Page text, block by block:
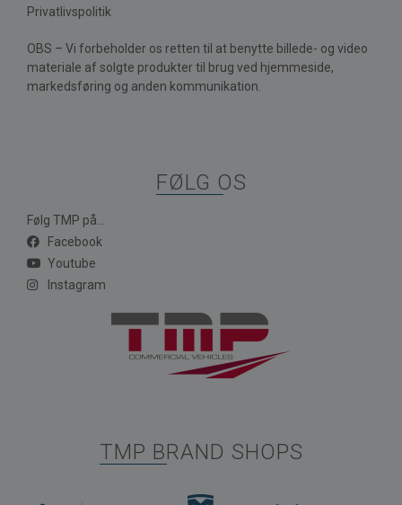
Privatlivspolitik
OBS – Vi forbeholder os retten til at benytte billede- og video
materiale af solgte produkter til brug ved hjemmeside,
markedsføring og anden kommunikation.
FØLG OS
Følg TMP på...
Facebook
Youtube
Instagram
TMP BRAND SHOPS